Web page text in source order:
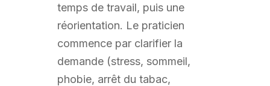
temps de travail, puis une
réorientation. Le praticien
commence par clarifier la
demande (stress, sommeil,
phobie, arrêt du tabac,